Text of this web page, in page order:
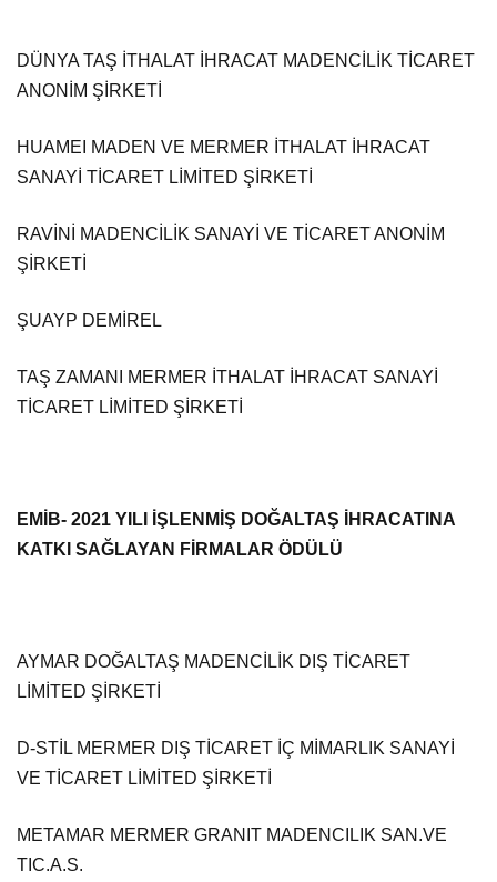
DÜNYA TAŞ İTHALAT İHRACAT MADENCİLİK TİCARET
ANONİM ŞİRKETİ
HUAMEI MADEN VE MERMER İTHALAT İHRACAT
SANAYİ TİCARET LİMİTED ŞİRKETİ
RAVİNİ MADENCİLİK SANAYİ VE TİCARET ANONİM
ŞİRKETİ
ŞUAYP DEMİREL
TAŞ ZAMANI MERMER İTHALAT İHRACAT SANAYİ
TİCARET LİMİTED ŞİRKETİ
EMİB- 2021 YILI İŞLENMİŞ DOĞALTAŞ İHRACATINA
KATKI SAĞLAYAN FİRMALAR ÖDÜLÜ
AYMAR DOĞALTAŞ MADENCİLİK DIŞ TİCARET
LİMİTED ŞİRKETİ
D-STİL MERMER DIŞ TİCARET İÇ MİMARLIK SANAYİ
VE TİCARET LİMİTED ŞİRKETİ
METAMAR MERMER GRANIT MADENCILIK SAN.VE
TIC.A.S.